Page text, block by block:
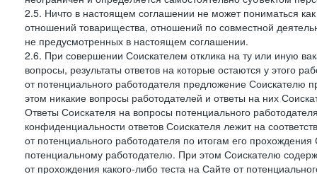
2.5. Ничто в настоящем соглашении не может пониматься
отношений товарищества, отношений по совместной
не предусмотренных в настоящем соглашении.
2.6. При совершении Соискателем отклика на ту или иную
вопросы, результаты ответов на которые остаются у этого
от потенциального работодателя предложение Соискателю
этом никакие вопросы работодателей и ответы на них
Ответы Соискателя на вопросы потенциального
конфиденциальности ответов Соискателя лежит на
от потенциального работодателя по итогам его
потенциальному работодателю. При этом Соискателю
от прохождения какого-либо теста на Сайте от